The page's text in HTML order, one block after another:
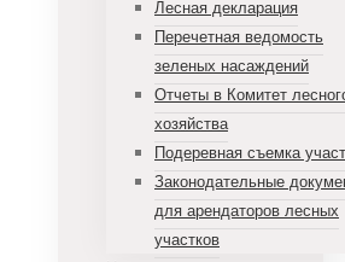
Лесная декларация
Перечетная ведомость
зеленых насаждений
Отчеты в Комитет
хозяйства
Подеревная съемка
Законодательные
для арендаторов лесных
участков